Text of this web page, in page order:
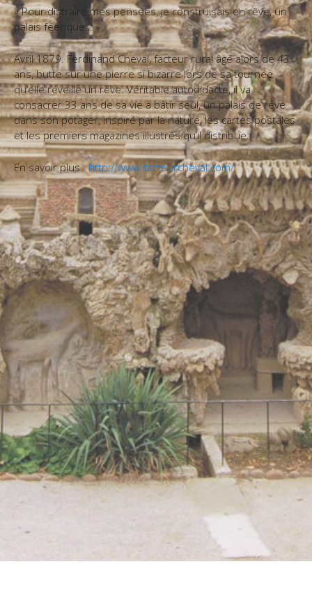
« Pour distraire mes pensées, je construisais en rêve, un
palais féerique… »
Avril 1879. Ferdinand Cheval, facteur rural âgé alors de 43
ans, butte sur une pierre si bizarre lors de sa tournée
qu’elle réveille un rêve. Véritable autodidacte, il va
consacrer 33 ans de sa vie à bâtir seul, un palais de rêve
dans son potager, inspiré par la nature, les cartes postales
et les premiers magazines illustrés qu’il distribue.
En savoir plushttp://www.facteurcheval.com/